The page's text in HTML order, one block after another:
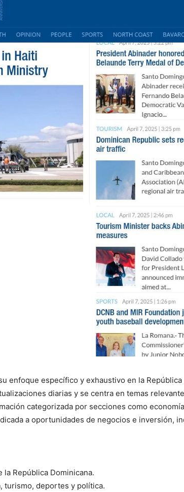
enfoque específico y exhaustivo en la
diarias y se centra en temas
categorizada por secciones como
a oportunidades de negocios e inversión,
República Dominicana.
turismo, deportes y política.